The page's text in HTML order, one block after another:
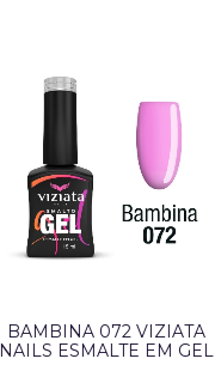
BAMBINA 072 VIZIATA
NAILS ESMALTE EM GEL